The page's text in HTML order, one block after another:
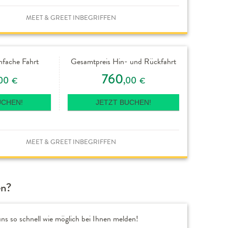
MEET & GREET INBEGRIFFEN
Fahrt
€
Gesamtpreis Hin- und Rückfahrt
760,00 €
JETZT BUCHEN!
MEET & GREET INBEGRIFFEN
so schnell wie möglich bei Ihnen melden!